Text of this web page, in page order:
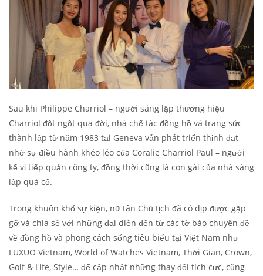
Sau khi Philippe Charriol – người sáng lập thương hiệu
Charriol đột ngột qua đời, nhà chế tác đồng hồ và trang sức
thành lập từ năm 1983 tại Geneva vẫn phát triển thịnh đạt
nhờ sự điều hành khéo léo của Coralie Charriol Paul – người
kế vị tiếp quản công ty, đồng thời cũng là con gái của nhà sáng
lập quá cố.
Trong khuôn khổ sự kiện, nữ tân Chủ tịch đã có dịp được gặp
gỡ và chia sẻ với những đại diện đến từ các tờ báo chuyên đề
về đồng hồ và phong cách sống tiêu biểu tại Việt Nam như
LUXUO Vietnam, World of Watches Vietnam, Thời Gian, Crown,
Golf & Life, Style… để cập nhật những thay đổi tích cực, cũng